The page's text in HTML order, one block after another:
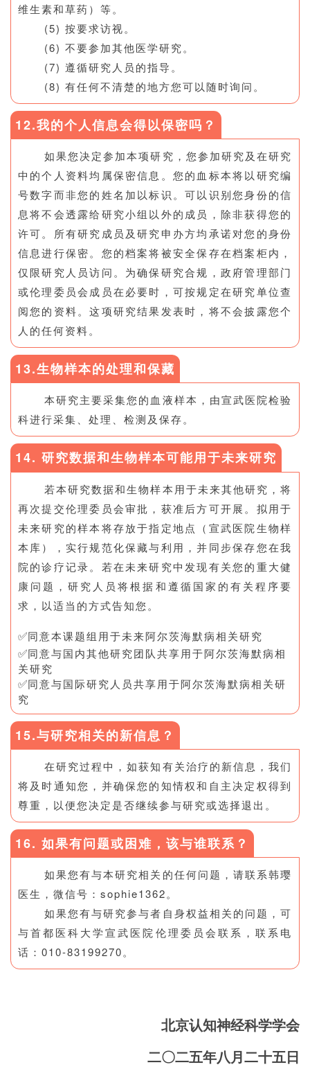
维生素和草药）等。
(5) 按要求访视。
(6) 不要参加其他医学研究。
(7) 遵循研究人员的指导。
(8) 有任何不清楚的地方您可以随时询问。
12.我的个人信息会得以保密吗？
如果您决定参加本项研究，您参加研究及在研究
中的个人资料均属保密信息。您的血标本将以研究编
号数字而非您的姓名加以标识。可以识别您身份的信
息将不会透露给研究小组以外的成员，除非获得您的
许可。所有研究成员及研究申办方均承诺对您的身份
信息进行保密。您的档案将被安全保存在档案柜内，
仅限研究人员访问。为确保研究合规，政府管理部门
或伦理委员会成员在必要时，可按规定在研究单位查
阅您的资料。这项研究结果发表时，将不会披露您个
人的任何资料。
13.生物样本的处理和保藏
本研究主要采集您的血液样本，由宣武医院检验
科进行采集、处理、检测及保存。
14. 研究数据和生物样本可能用于未来研究
若本研究数据和生物样本用于未来其他研究，将
再次提交伦理委员会审批，获准后方可开展。拟用于
未来研究的样本将存放于指定地点（宣武医院生物样
本库），实行规范化保藏与利用，并同步保存您在我
院的诊疗记录。若在未来研究中发现有关您的重大健
康问题，研究人员将根据和遵循国家的有关程序要
求，以适当的方式告知您。
✅同意本课题组用于未来阿尔茨海默病相关研究
✅同意与国内其他研究团队共享用于阿尔茨海默病相
关研究
✅同意与国际研究人员共享用于阿尔茨海默病相关研
究
15.与研究相关的新信息？
在研究过程中，如获知有关治疗的新信息，我们
将及时通知您，并确保您的知情权和自主决定权得到
尊重，以便您决定是否继续参与研究或选择退出。
16. 如果有问题或困难，该与谁联系？
如果您有与本研究相关的任何问题，请联系韩璎
医生，微信号：sophie1362。
如果您有与研究参与者自身权益相关的问题，可
与首都医科大学宣武医院伦理委员会联系，联系电
话：010-83199270。
北京认知神经科学学会
二〇二五年八月二十五日